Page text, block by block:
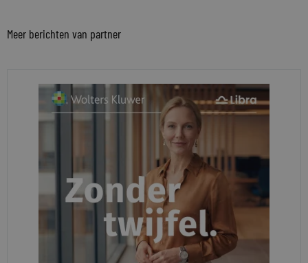
Meer berichten van partner